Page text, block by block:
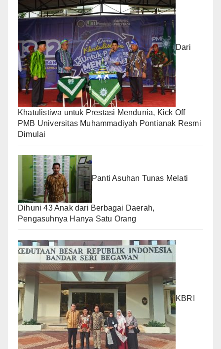
Dari
Khatulistiwa untuk Prestasi Mendunia, Kick Off
PMB Universitas Muhammadiyah Pontianak Resmi
Dimulai
Panti Asuhan Tunas Melati
Dihuni 43 Anak dari Berbagai Daerah,
Pengasuhnya Hanya Satu Orang
KBRI